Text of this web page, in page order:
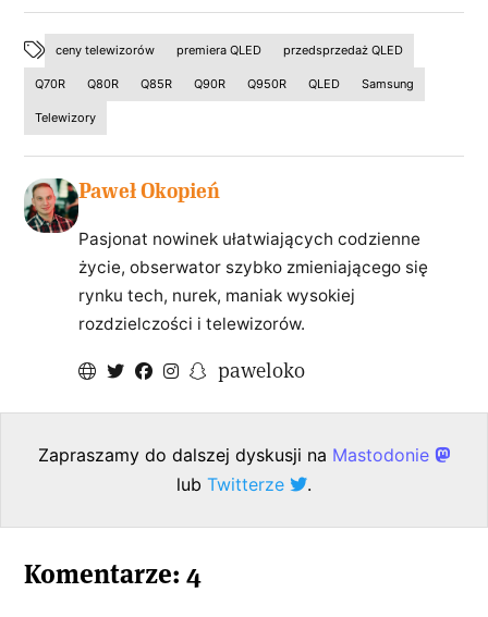
ceny telewizorów premiera QLED przedsprzedaż QLED
Q70R Q80R Q85R Q90R Q950R QLED Samsung
Telewizory
Paweł Okopień
Pasjonat nowinek ułatwiających codzienne
życie, obserwator szybko zmieniającego się
rynku tech, nurek, maniak wysokiej
rozdzielczości i telewizorów.
paweloko
Zapraszamy do dalszej dyskusji na Mastodonie
lub Twitterze .
Komentarze: 4